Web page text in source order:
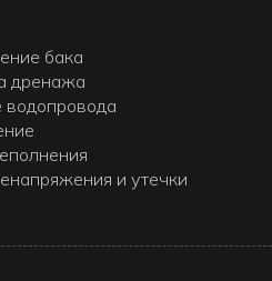
бака
дренажа
и утечки